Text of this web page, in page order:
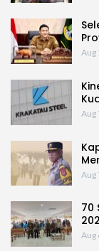
Aug
Aug
Aug
70
Aug